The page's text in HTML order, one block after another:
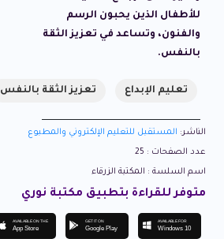
للأطفال الذين يحبون الرسم
والفنون، وتساعد في تعزيز الثقة
بالنفس.
تعليم الإبداع تعزيز الثقة بالنفس
الناشر: المستقبل للتعليم الإلكتروني والمطبوع
عدد الصفحات : 25
اسم السلسة : المكتبة الزرقاء
متوفر للقراءة بتطبيق مكتبة نوري
AVAILABLE ON THE
App Store
GET IT ON
Google Play
AVAILABLE FOR
Windows 10